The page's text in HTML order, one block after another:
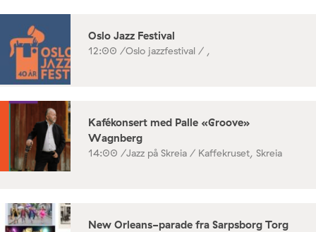
Oslo Jazz Festival
12:00 /Oslo jazzfestival / ,
Kafékonsert med Palle «Groove»
Wagnberg
14:00 /Jazz på Skreia / Kaffekruset, Skreia
New Orleans-parade fra Sarpsborg Torg